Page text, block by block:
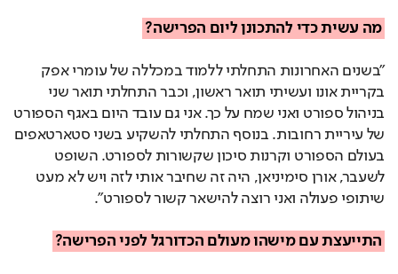
מה עשית כדי להתכונן ליום הפרישה?
"בשנים האחרונות התחלתי ללמוד במכללה של עומרי אפק
בקריית אונו ועשיתי תואר ראשון, וכבר התחלתי תואר שני
בניהול ספורט ואני שמח על כך. אני גם עובד היום באגף הספורט
של עיריית רחובות. בנוסף התחלתי להשקיע בשני סטארטאפים
בעולם הספורט וקרנות סיכון שקשורות לספורט. השופט
לשעבר, אורן סימיניאן, היה זה שחיבר אותי לזה ויש לא מעט
שיתופי פעולה ואני רוצה להישאר קשור לספורט".
התייעצת עם מישהו מעולם הכדורגל לפני הפרישה?